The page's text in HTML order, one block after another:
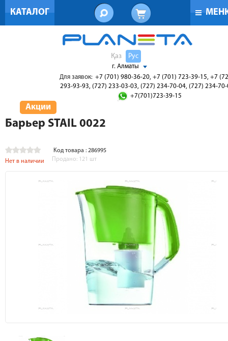
КАТАЛОГ
Қаз Рус
г. Алматы
Для заявок: +7 (701) 980-36-20, +7 (701) 723-39-15, +7
293-93-93, (727) 233-03-03, (727) 234-70-04, (727) 234-
+7(701)723-39-15
Акции
Барьер STAIL 0022
Код товара : 286995
Нет в наличии
Продано: 121 шт